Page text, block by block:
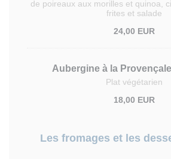
de poireaux aux morilles et quinoa,
frites et salade
24,00 EUR
Aubergine à la
Plat végétarien
18,00 EUR
Les fromages et les